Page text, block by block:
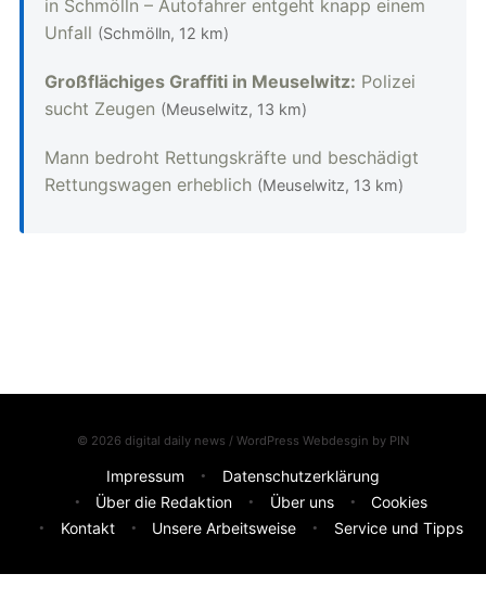
in Schmölln – Autofahrer entgeht knapp einem
Unfall (Schmölln, 12 km)
Großflächiges Graffiti in Meuselwitz: Polizei
sucht Zeugen (Meuselwitz, 13 km)
Mann bedroht Rettungskräfte und beschädigt
Rettungswagen erheblich (Meuselwitz, 13 km)
© 2026 digital daily news / WordPress Webdesgin by PIN
Impressum
Datenschutzerklärung
Über die Redaktion
Über uns
Cookies
Kontakt
Unsere Arbeitsweise Service und Tipps